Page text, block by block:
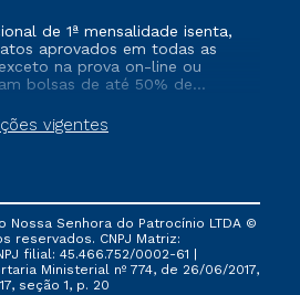
vigentes
de 1ª mensalidade isenta,
aprovados em todas as
na prova on-line ou
bolsas de até 50% de
efetivado e/ou não tenham
sua matrícula em uma das
programas governamentais, e
outra campanha
Nossa Senhora do Patrocínio LTDA ©
reservados. CNPJ Matriz:
filial: 45.466.752/0002-61 |
Ministerial nº 774, de 26/06/2017,
seção 1, p. 20